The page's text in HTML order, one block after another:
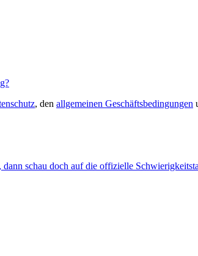
, den allgemeinen Geschäftsbedingungen
schau doch auf die offizielle